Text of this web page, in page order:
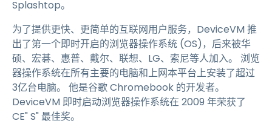
Splashtop。
为了提供更快、更简单的互联网用户服务，DeviceVM 推
出了第一个即时开启的浏览器操作系统 (OS)，后来被华
硕、宏碁、惠普、戴尔、联想、LG、索尼等人加入。 浏览
器操作系统在所有主要的电脑和上网本平台上安装了超过
3亿台电脑。 他是谷歌 Chromebook 的开发者。
DeviceVM 即时启动浏览器操作系统在 2009 年荣获了
CE" S" 最佳奖。